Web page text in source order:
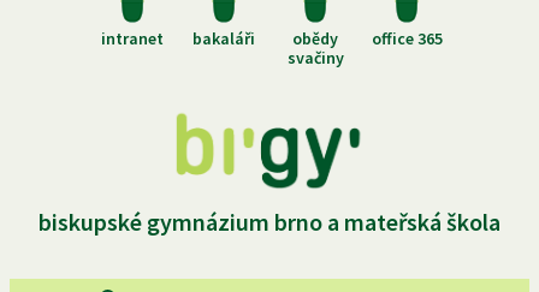
intranet bakaláři
obědy
svačiny
office 365
biskupské gymnázium brno a mateřská škola